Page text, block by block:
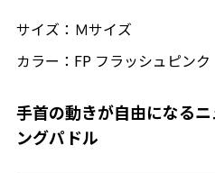
サイズ：Ｍサイズ
カラー：FP フラッシュピンク
手首の動きが自由になる
ングパドル